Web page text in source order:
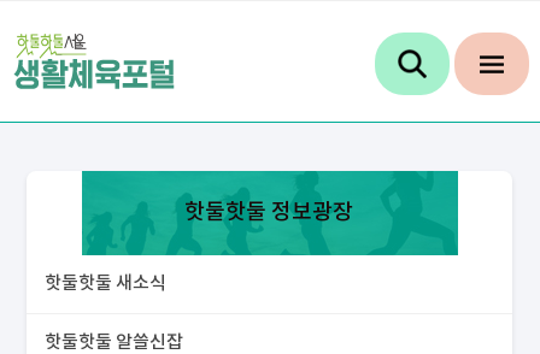
핫둘핫둘 정보광장
핫둘핫둘 새소식
핫둘핫둘 알쓸신잡